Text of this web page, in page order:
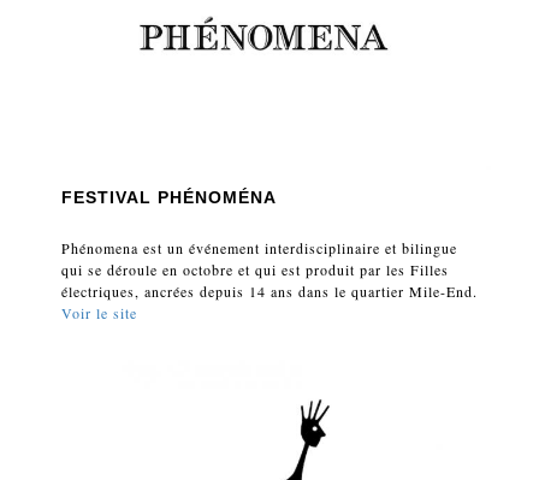
FESTIVAL PHÉNOMÉNA
Phénomena est un événement interdisciplinaire et bilingue
qui se déroule en octobre et qui est produit par les Filles
électriques, ancrées depuis 14 ans dans le quartier Mile-End.
Voir le site